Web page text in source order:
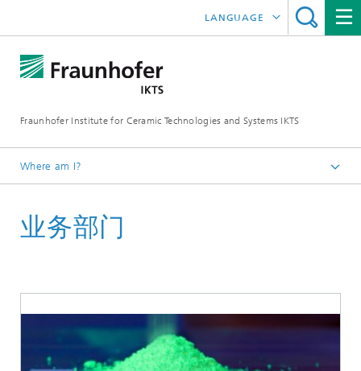
Fraunhofer Institute for Ceramic Technologies and Systems IKTS
LANGUAGE
ČESKÝ
Where am I?
业务部门
业务部门